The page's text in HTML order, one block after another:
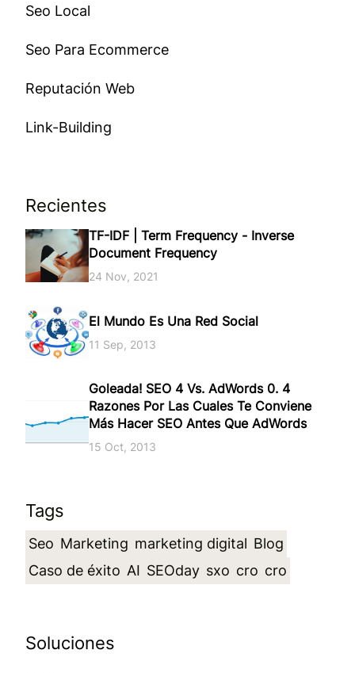
Seo Local
Seo Para Ecommerce
Reputación Web
Link-Building
Recientes
TF-IDF | Term Frequency - Inverse
Document Frequency
24 Nov, 2021
El Mundo Es Una Red Social
11 Sep, 2013
Goleada! SEO 4 Vs. AdWords 0. 4
Razones Por Las Cuales Te Conviene
Más Hacer SEO Antes Que AdWords
15 Oct, 2013
Tags
Seo Marketing marketing digital Blog
Caso de éxito AI SEOday sxo cro cro
Soluciones